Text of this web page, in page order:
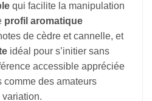
qui facilite la manipulation
profil aromatique
de cèdre et cannelle, et
idéal pour s’initier sans
accessible appréciée
comme des amateurs